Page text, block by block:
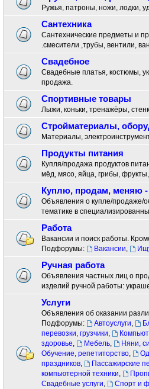
Ружья, патроны, ножи, лодки,
Сантехника
Сантехнические предметы и
.смесители ,трубы, вентили,
Свадебное
Свадебные платья, костюмы,
продажа.
Спортивные товары
Лыжи, коньки, тренажёры,
Стройматериалы,
Материалы,
Продукты питания
Купля/продажа продуктов
мёд, мясо, яйца, грибы,
Куплю, продам, меняю -
Объявления о купле/продаже/
тематике в
Работа
Вакансии и поиск работы.
Подфорумы:
Вакансии,
Ручная работа
Объявления частных лиц о
изделий ручной работы:
Услуги
Объявления об оказании
Подфорумы:
Автоуслуги,
перевозки, грузчики,
здоровье, Мебель, Няни,
Обучение, репетиторство,
праздников, Пассажирские
компьютерной техники,
Свадебные услуги, Спорт и